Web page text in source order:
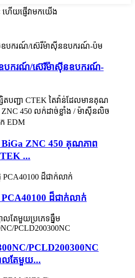
ើយផ្ញើវាមកយើង
បករណ៍/ស៊េរីម៉ាស៊ីនឧបករណ៍-
BiGa ZNC 450 គុណភាព
...
PCA40100 ដ៏ជាក់លាក់
PCLD200300NC
ាលតែមួយ...